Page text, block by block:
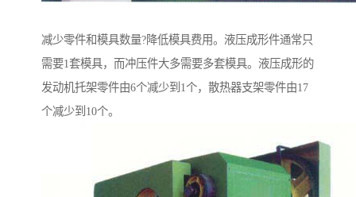
减少零件和模具数量?降低模具费用。液压成形件通常只
需要1套模具，而冲压件大多需要多套模具。液压成形的
发动机托架零件由6个减少到1个，散热器支架零件由17
个减少到10个。